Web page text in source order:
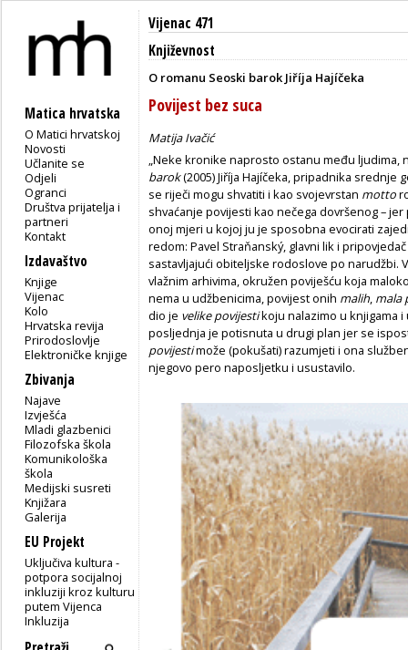
Matica hrvatska
O Matici hrvatskoj
Novosti
Učlanite se
Odjeli
Ogranci
Društva prijatelja i
partneri
Kontakt
Izdavaštvo
Knjige
Vijenac
Kolo
Hrvatska revija
Prirodoslovlje
Elektroničke knjige
Zbivanja
Najave
Izvješća
Mladi glazbenici
Filozofska škola
Komunikološka
škola
Medijski susreti
Knjižara
Galerija
EU Projekt
Uključiva kultura -
potpora socijalnoj
inkluziji kroz kulturu
putem Vijenca
Inkluzija
Vijenac 471
Književnost
O romanu Seoski barok Jiříja Hajíčeka
Povijest bez suca
Matija Ivačić
„Neke kronike naprosto ostanu među
barok(2005) Jiříja Hajíčeka, pripadnika srednje
se riječi mogu shvatiti i kao svojevrstan motto
shvaćanje povijesti kao nečega dovršenog –
onoj mjeri u kojoj ju je sposobna evocirati
redom: Pavel Straňanský, glavni lik i
sastavljajući obiteljske rodoslove po narudžbi.
vlažnim arhivima, okružen poviješću koja
nema u udžbenicima, povijest onih malih mala
dio je velike povijestikoju nalazimo u knjigama i
posljednja je potisnuta u drugi plan jer se
povijestimože (pokušati) razumjeti i ona
njegovo pero naposljetku i usustavilo.